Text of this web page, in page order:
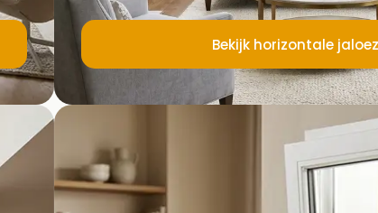
Bepaal zelf licht, privacy en sfeer met jaloezieën die
uitstraling geven.
Kantelbaar voor perfecte lichtcontrole
Bekijk horizontale